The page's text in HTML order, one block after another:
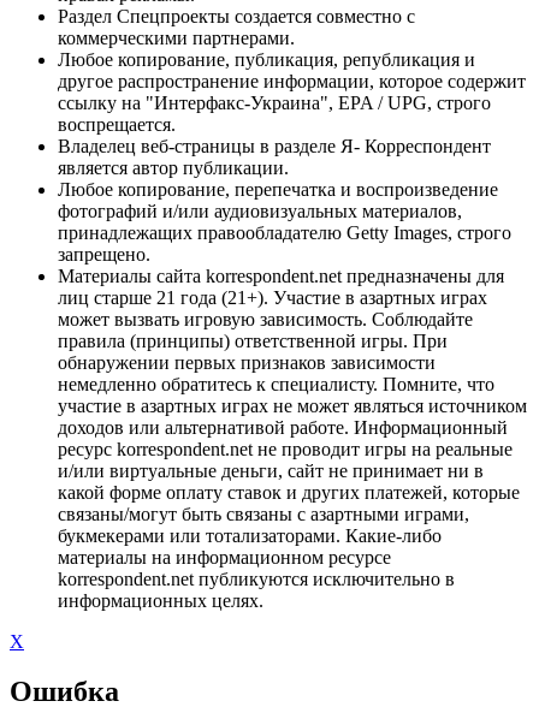
Раздел Спецпроекты создается совместно с
коммерческими партнерами.
Любое копирование, публикация, републикация и
другое распространение информации, которое содержит
ссылку на "Интерфакс-Украина", EPA / UPG, строго
воспрещается.
Владелец веб-страницы в разделе Я- Корреспондент
является автор публикации.
Любое копирование, перепечатка и воспроизведение
фотографий и/или аудиовизуальных материалов,
принадлежащих правообладателю Getty Images, строго
запрещено.
Материалы сайта korrespondent.net предназначены для
лиц старше 21 года (21+). Участие в азартных играх
может вызвать игровую зависимость. Соблюдайте
правила (принципы) ответственной игры. При
обнаружении первых признаков зависимости
немедленно обратитесь к специалисту. Помните, что
участие в азартных играх не может являться источником
доходов или альтернативой работе. Информационный
ресурс korrespondent.net не проводит игры на реальные
и/или виртуальные деньги, сайт не принимает ни в
какой форме оплату ставок и других платежей, которые
связаны/могут быть связаны с азартными играми,
букмекерами или тотализаторами. Какие-либо
материалы на информационном ресурсе
korrespondent.net публикуются исключительно в
информационных целях.
X
Ошибка